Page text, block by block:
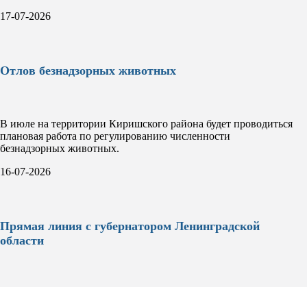
17-07-2026
Отлов безнадзорных животных
В июле на территории Киришского района будет проводиться
плановая работа по регулированию численности
безнадзорных животных.
16-07-2026
Прямая линия с губернатором Ленинградской
области